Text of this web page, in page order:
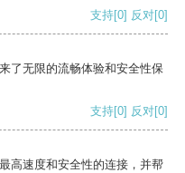
支持[0] 反对[0]
了无限的流畅体验和安全性保
支持[0] 反对[0]
高速度和安全性的连接，并帮